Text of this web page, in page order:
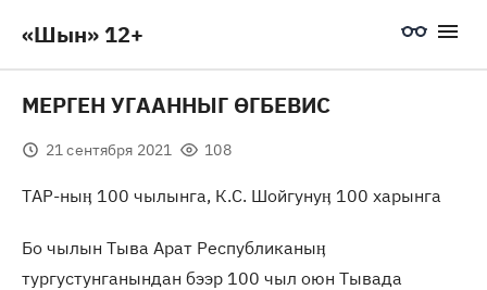
«Шын» 12+
МЕРГЕН УГААННЫГ ӨГБЕВИС
21 сентября 2021 108
ТАР-ныӊ 100 чылынга, К.С. Шойгунуӊ 100 харынга
Бо чылын Тыва Арат Республиканыӊ
тургустунганындан бээр 100 чыл оюн Тывада